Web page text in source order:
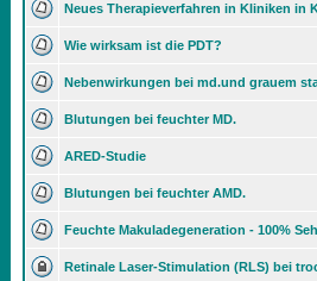
Neues Therapieverfahren in Kliniken in
Wie wirksam ist die PDT?
Nebenwirkungen bei md.und grauem
Blutungen bei feuchter MD.
ARED-Studie
Blutungen bei feuchter AMD.
Feuchte Makuladegeneration - 100%
Retinale Laser-Stimulation (RLS) bei